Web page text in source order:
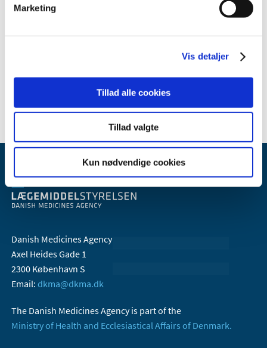
Marketing
Vis detaljer
Tillad alle cookies
Tillad valgte
Kun nødvendige cookies
September (1)
March (3)
Danish Medicines Agency
Axel Heides Gade 1
2300 København S
Email: dkma@dkma.dk
The Danish Medicines Agency is part of the
Ministry of Health and Ecclesiastical Affairs of Denmark.